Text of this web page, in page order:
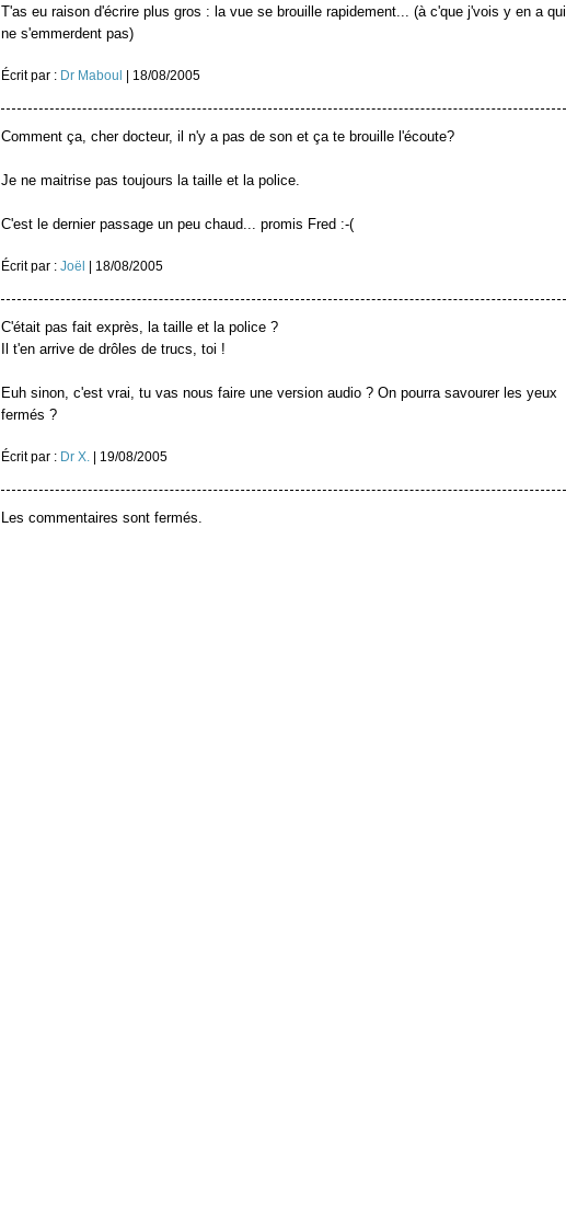
T'as eu raison d'écrire plus gros : la vue se brouille rapidement... (à c'que j'vois y en a qui
ne s'emmerdent pas)
Écrit par : Dr Maboul | 18/08/2005
Comment ça, cher docteur, il n'y a pas de son et ça te brouille l'écoute?
Je ne maitrise pas toujours la taille et la police.
C'est le dernier passage un peu chaud... promis Fred :-(
Écrit par : Joël | 18/08/2005
C'était pas fait exprès, la taille et la police ?
Il t'en arrive de drôles de trucs, toi !
Euh sinon, c'est vrai, tu vas nous faire une version audio ? On pourra savourer les yeux
fermés ?
Écrit par : Dr X.| 19/08/2005
Les commentaires sont fermés.